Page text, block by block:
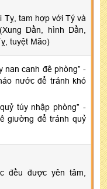
Tỵ, tam hợp với Tý và
Dần, hình Dần,
tuyệt Mão)
nan canh đê phòng” -
nước để tránh khó
túy nhập phòng” -
giường để tránh quỷ
đều được yên tâm,